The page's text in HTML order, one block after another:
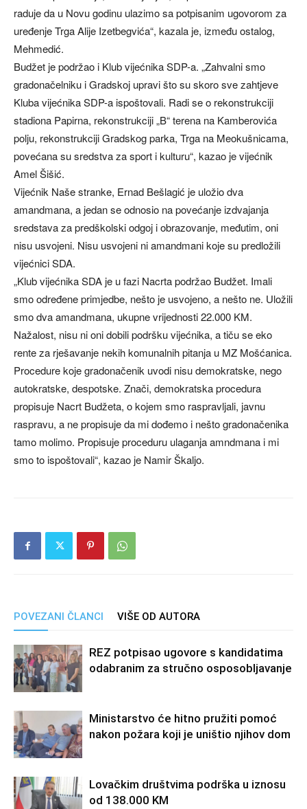
raduje da u Novu godinu ulazimo sa potpisanim ugovorom za
uređenje Trga Alije Izetbegvića“, kazala je, između ostalog,
Mehmedić.
Budžet je podržao i Klub vijećnika SDP-a. „Zahvalni smo
gradonačelniku i Gradskoj upravi što su skoro sve zahtjeve
Kluba vijećnika SDP-a ispoštovali. Radi se o rekonstrukciji
stadiona Papirna, rekonstrukciji „B“ terena na Kamberovića
polju, rekonstrukciji Gradskog parka, Trga na Meokušnicama,
povećana su sredstva za sport i kulturu“, kazao je vijećnik
Amel Šišić.
Vijećnik Naše stranke, Ernad Bešlagić je uložio dva
amandmana, a jedan se odnosio na povećanje izdvajanja
sredstava za predškolski odgoj i obrazovanje, međutim, oni
nisu usvojeni. Nisu usvojeni ni amandmani koje su predložili
vijećnici SDA.
„Klub vijećnika SDA je u fazi Nacrta podržao Budžet. Imali
smo određene primjedbe, nešto je usvojeno, a nešto ne. Uložili
smo dva amandmana, ukupne vrijednosti 22.000 KM.
Nažalost, nisu ni oni dobili podršku vijećnika, a tiču se eko
rente za rješavanje nekih komunalnih pitanja u MZ Mošćanica.
Procedure koje gradonačenik uvodi nisu demokratske, nego
autokratske, despotske. Znači, demokratska procedura
propisuje Nacrt Budžeta, o kojem smo raspravljali, javnu
raspravu, a ne propisuje da mi dođemo i nešto gradonačenika
tamo molimo. Propisuje proceduru ulaganja amndmana i mi
smo to ispoštovali“, kazao je Namir Škaljo.
POVEZANI ČLANCI VIŠE OD AUTORA
REZ potpisao ugovore s kandidatima
odabranim za stručno osposobljavanje
Ministarstvo će hitno pružiti pomoć
nakon požara koji je uništio njihov dom
Lovačkim društvima podrška u iznosu
od 138.000 KM